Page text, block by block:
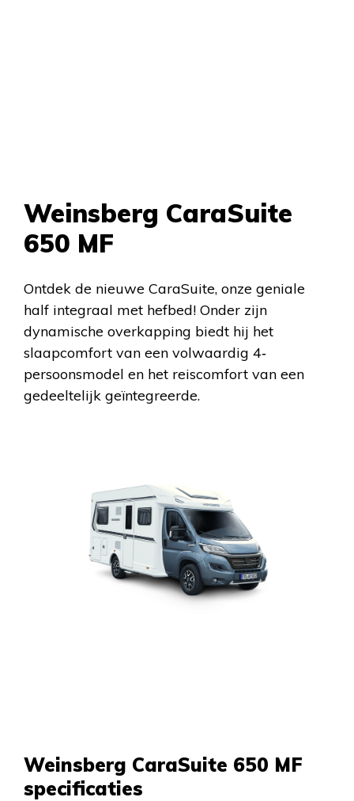
Weinsberg CaraSuite
650 MF
Ontdek de nieuwe CaraSuite, onze geniale
half integraal met hefbed! Onder zijn
dynamische overkapping biedt hij het
slaapcomfort van een volwaardig 4‐
persoonsmodel en het reiscomfort van een
gedeeltelijk geïntegreerde.
Weinsberg CaraSuite 650 MF
specificaties